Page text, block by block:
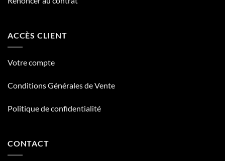
ACCÈS CLIENT
Votre compte
Conditions Générales de Vente
Politique de confidentialité
CONTACT